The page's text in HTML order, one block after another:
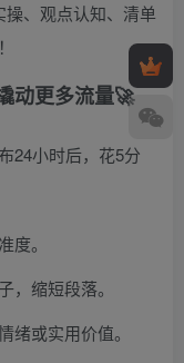
操、观点认知、清单
动更多流量🚀
24小时后，花5分
度。
，缩短段落。
绪或实用价值。